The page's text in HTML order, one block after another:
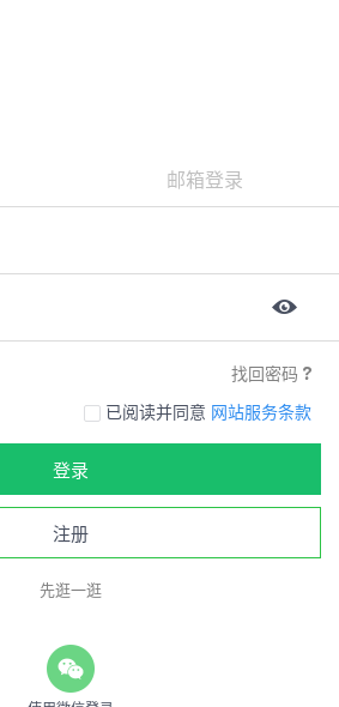
邮箱登录
找回密码
已阅读并同意 网站服务条款
登录
注册
先逛一逛